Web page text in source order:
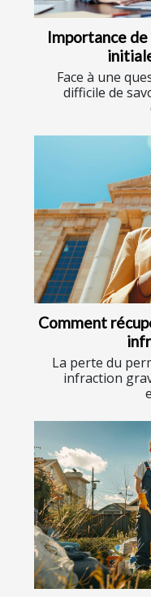
Importance
Face à une
difficile de
Comment
La perte du
infraction